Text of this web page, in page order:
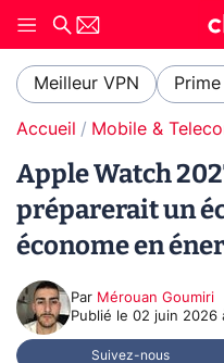
Meilleur VPN
Accueil Mobile &
Apple Watch
préparerait un
économe en
Par Mérouan Goumiri
Publié le 02 juin 2026
Suivez-nous